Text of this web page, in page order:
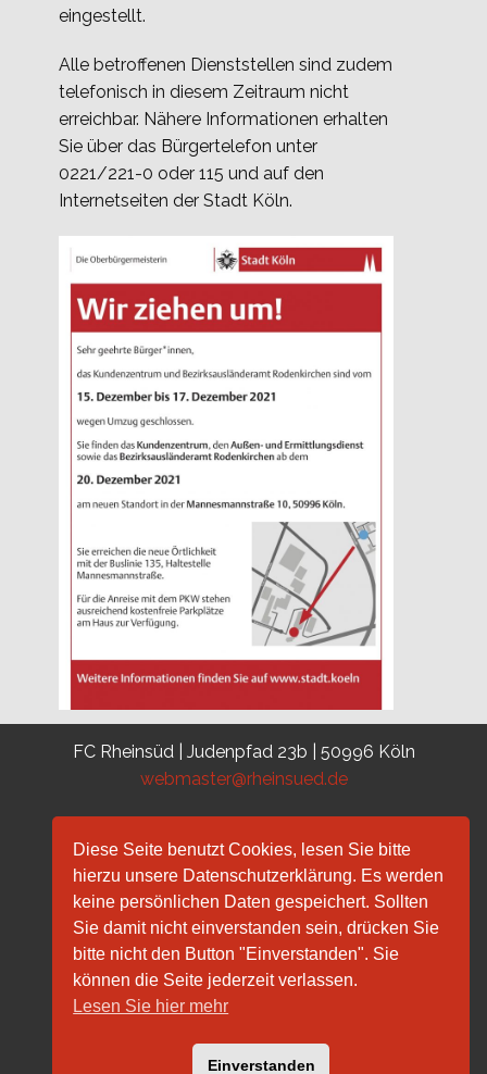
eingestellt.
Alle betroffenen Dienststellen sind zudem
telefonisch in diesem Zeitraum nicht
erreichbar. Nähere Informationen erhalten
Sie über das Bürgertelefon unter
0221/221-0 oder 115 und auf den
Internetseiten der Stadt Köln.
FC Rheinsüd | Judenpfad 23b | 50996 Köln
webmaster@rheinsued.de
Getränke Duschat
Diese Seite benutzt Cookies, lesen Sie bitte
hierzu unsere Datenschutzerklärung. Es werden
keine persönlichen Daten gespeichert. Sollten
Sie damit nicht einverstanden sein, drücken Sie
bitte nicht den Button "Einverstanden". Sie
können die Seite jederzeit verlassen.
Lesen Sie hier mehr
Einverstanden